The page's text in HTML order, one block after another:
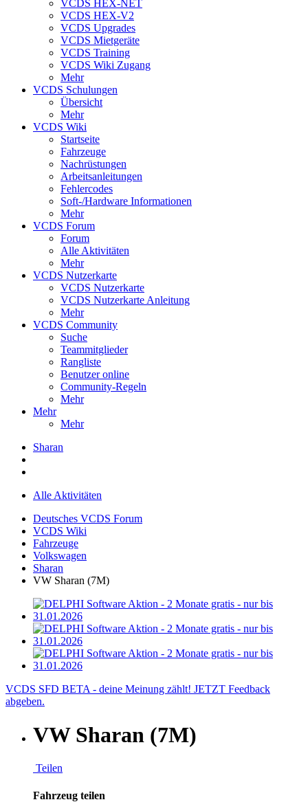
VCDS HEX-NET
VCDS HEX-V2
VCDS Upgrades
VCDS Mietgeräte
VCDS Training
VCDS Wiki Zugang
Mehr
VCDS Schulungen
Übersicht
Mehr
VCDS Wiki
Startseite
Fahrzeuge
Nachrüstungen
Arbeitsanleitungen
Fehlercodes
Soft-/Hardware Informationen
Mehr
VCDS Forum
Forum
Alle Aktivitäten
Mehr
VCDS Nutzerkarte
VCDS Nutzerkarte
VCDS Nutzerkarte Anleitung
Mehr
VCDS Community
Suche
Teammitglieder
Rangliste
Benutzer online
Community-Regeln
Mehr
Mehr
Mehr
Sharan
Alle Aktivitäten
Deutsches VCDS Forum
VCDS Wiki
Fahrzeuge
Volkswagen
Sharan
VW Sharan (7M)
VCDS SFD BETA - deine Meinung zählt! JETZT Feedback
abgeben.
VW Sharan (7M)
Teilen
Fahrzeug teilen